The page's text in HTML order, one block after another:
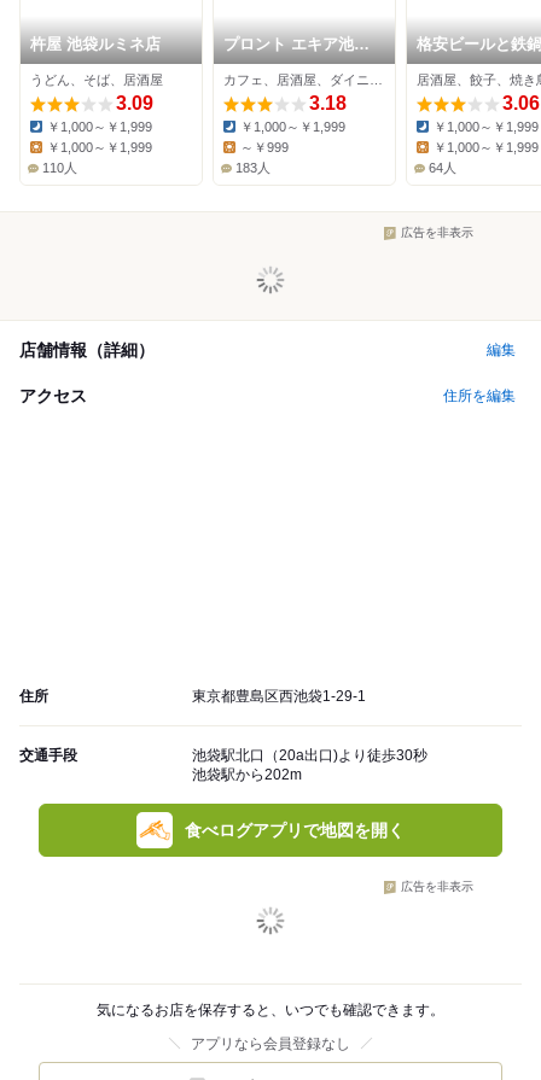
杵屋 池袋ルミネ店
うどん、そば、居酒屋
3.09
Dinner:
￥1,000～￥1,999
￥1,000～￥1,999
110人
プロント エキア池袋
店
3.18
Dinner:
￥1,000～￥1,999
～￥999
183人
格安ビールと鉄
3・6・5酒場 池
シャイン通り店
居酒屋、餃子、焼き
3.06
Dinner:
￥1,000～￥1,999
Lunch:
￥1,000～￥1,999
64人
広告を非表示
店舗情報（詳細） 編集
アクセス 住所を編集
住所 東京都豊島区西池袋1-29-1
交通手段
池袋駅北口（20a出口)より徒歩30秒
池袋駅から202m
食べログアプリで地図を開く
広告を非表示
気になるお店を保存すると、いつでも確認できます。
アプリなら会員登録なし